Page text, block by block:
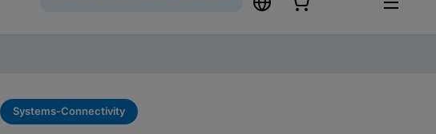
Systems-Connectivity